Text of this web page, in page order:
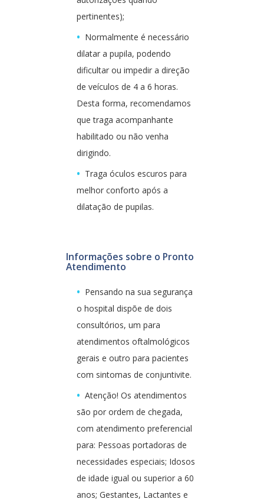
pertinentes);
Normalmente é necessário
dilatar a pupila, podendo
dificultar ou impedir a direção
de veículos de 4 a 6 horas.
Desta forma, recomendamos
que traga acompanhante
habilitado ou não venha
dirigindo.
Traga óculos escuros para
melhor conforto após a
dilatação de pupilas.
Informações sobre o Pronto
Atendimento
Pensando na sua segurança
o hospital dispõe de dois
consultórios, um para
atendimentos oftalmológicos
gerais e outro para pacientes
com sintomas de conjuntivite.
Atenção! Os atendimentos
são por ordem de chegada,
com atendimento preferencial
para: Pessoas portadoras de
necessidades especiais; Idosos
de idade igual ou superior a 60
anos; Gestantes, Lactantes e